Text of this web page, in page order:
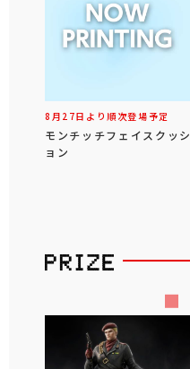
8月27日より順次登場予定
モンチッチフェイスクッシ
ョン